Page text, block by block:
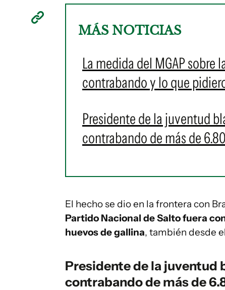
MÁS NOTICIAS
La medida del MGAP sobre
contrabando y lo que
Presidente de la juventud
contrabando de más de
El hecho se dio en la frontera con
Partido Nacional de Salto fuera
huevos de gallina, también desde
Presidente de la juventud
contrabando de más de